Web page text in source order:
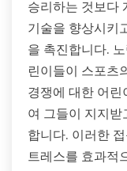
승리하는 것보다
기술을 향상시키
을 촉진합니다.
린이들이 스포츠
경쟁에 대한 어
여 그들이 지지
합니다. 이러한
트레스를 효과적